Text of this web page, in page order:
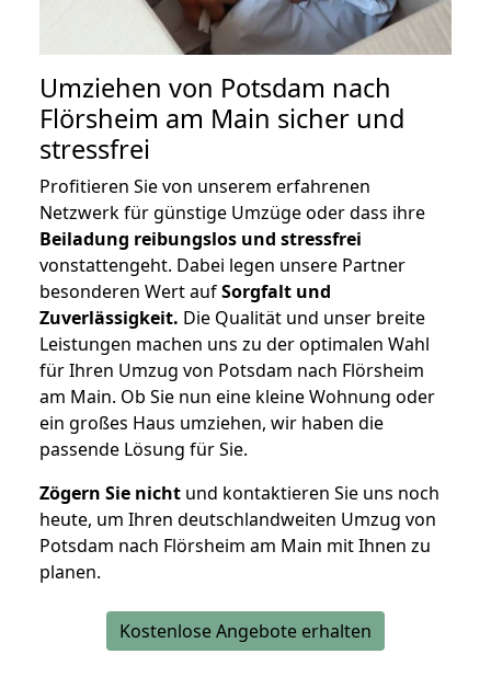
Umziehen von Potsdam nach
Flörsheim am Main sicher und
stressfrei
Profitieren Sie von unserem erfahrenen
Netzwerk für günstige Umzüge oder dass ihre
Beiladung reibungslos und stressfrei
vonstattengeht. Dabei legen unsere Partner
besonderen Wert aufSorgfalt und
Zuverlässigkeit. Die Qualität und unser breite
Leistungen machen uns zu der optimalen Wahl
für Ihren Umzug von Potsdam nach Flörsheim
am Main. Ob Sie nun eine kleine Wohnung oder
ein großes Haus umziehen, wir haben die
passende Lösung für Sie.
Zögern Sie nicht und kontaktieren Sie uns noch
heute, um Ihren deutschlandweiten Umzug von
Potsdam nach Flörsheim am Main mit Ihnen zu
planen.
Kostenlose Angebote erhalten